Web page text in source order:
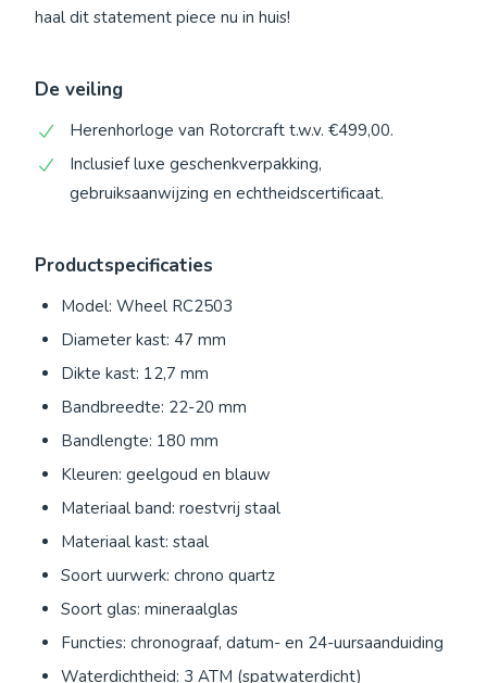
haal dit statement piece nu in huis!
De veiling
Herenhorloge van Rotorcraft t.w.v. €499,00.
Inclusief luxe geschenkverpakking,
gebruiksaanwijzing en echtheidscertificaat.
Productspecificaties
Model: Wheel RC2503
Diameter kast: 47 mm
Dikte kast: 12,7 mm
Bandbreedte: 22-20 mm
Bandlengte: 180 mm
Kleuren: geelgoud en blauw
Materiaal band: roestvrij staal
Materiaal kast: staal
Soort uurwerk: chrono quartz
Soort glas: mineraalglas
Functies: chronograaf, datum- en 24-uursaanduiding
Waterdichtheid: 3 ATM (spatwaterdicht)